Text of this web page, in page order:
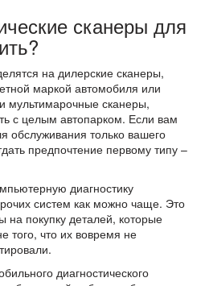
сканеры для
на дилерские сканеры,
маркой автомобиля или
мультимарочные сканеры,
с целым автопарком. Если вам
обслуживания только вашего
предпочтение первому типу –
диагностику
систем как можно чаще. Это
на покупку деталей, которые
того, что их вовремя не
диагностического